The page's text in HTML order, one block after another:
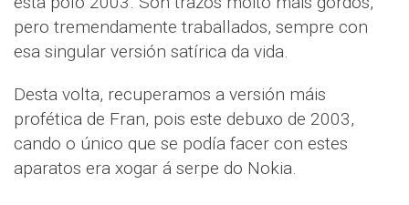
pero tremendamente traballados, sempre con
esa singular versión satírica da vida.
Desta volta, recuperamos a versión máis
profética de Fran, pois este debuxo de 2003,
cando o único que se podía facer con estes
aparatos era xogar á serpe do Nokia.